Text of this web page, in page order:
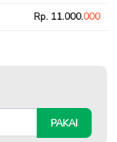
Rp. 11.000.000
PAKAI